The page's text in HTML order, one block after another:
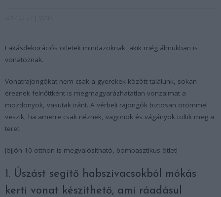
Lakásdekorációs ötletek mindazoknak, akik még álmukban is
vonatoznak.
Vonatrajongókat nem csak a gyerekek között találunk, sokan
éreznek felnőttként is megmagyarázhatatlan vonzalmat a
mozdonyok, vasutak iránt. A vérbeli rajongók biztosan örömmel
veszik, ha amerre csak néznek, vagonok és vágányok töltik meg a
teret.
Jöjjön 10 otthon is megvalósítható, bombasztikus ötlet!
1. Úszást segítő habszivacsokból mókás
kerti vonat készíthető, ami ráadásul